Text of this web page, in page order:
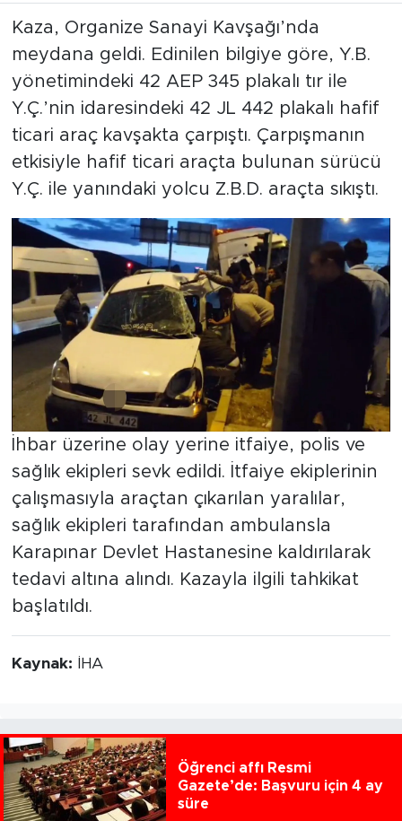
Kaza, Organize Sanayi Kavşağı’nda
meydana geldi. Edinilen bilgiye göre, Y.B.
yönetimindeki 42 AEP 345 plakalı tır ile
Y.Ç.’nin idaresindeki 42 JL 442 plakalı hafif
ticari araç kavşakta çarpıştı. Çarpışmanın
etkisiyle hafif ticari araçta bulunan sürücü
Y.Ç. ile yanındaki yolcu Z.B.D. araçta sıkıştı.
İhbar üzerine olay yerine itfaiye, polis ve
sağlık ekipleri sevk edildi. İtfaiye ekiplerinin
çalışmasıyla araçtan çıkarılan yaralılar,
sağlık ekipleri tarafından ambulansla
Karapınar Devlet Hastanesine kaldırılarak
tedavi altına alındı. Kazayla ilgili tahkikat
başlatıldı.
Kaynak: İHA
Öğrenci affı Resmi
Gazete’de: Başvuru için 4 ay
süre
Politika